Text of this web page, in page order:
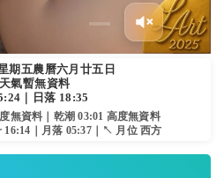
期五農曆六月廿五日
天氣暫無資料
｜日落 18:35
無資料｜乾潮 03:01 高度無資料
16:14｜月落 05:37｜↖ 月位 西方